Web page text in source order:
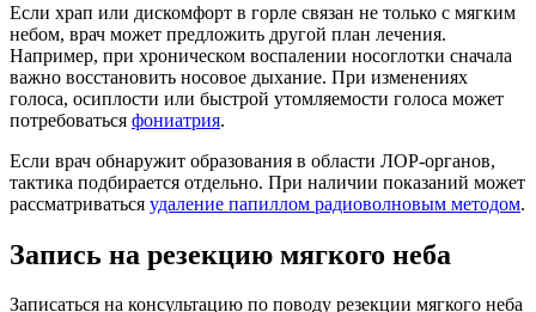
Если храп или дискомфорт в горле связан не только с мягким
небом, врач может предложить другой план лечения.
Например, при хроническом воспалении носоглотки сначала
важно восстановить носовое дыхание. При изменениях
голоса, осиплости или быстрой утомляемости голоса может
потребоваться фониатрия.
Если врач обнаружит образования в области ЛОР-органов,
тактика подбирается отдельно. При наличии показаний может
рассматриваться удаление папиллом радиоволновым методом.
Запись на резекцию мягкого неба
Записаться на консультацию по поводу резекции мягкого неба